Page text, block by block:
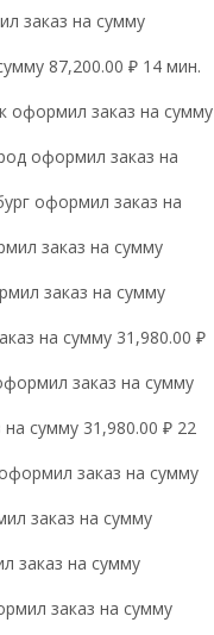
заказ на сумму
87,200.00 ₽ 14 мин.
оформил заказ на сумму
оформил заказ на
оформил заказ на
заказ на сумму
заказ на сумму
на сумму 31,980.00 ₽
заказ на сумму
сумму 31,980.00 ₽ 22
заказ на сумму
заказ на сумму
заказ на сумму
заказ на сумму